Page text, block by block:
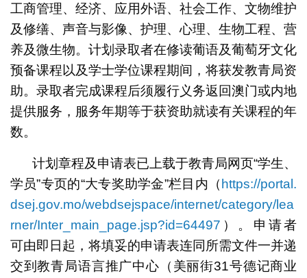
工商管理、经济、应用外语、社会工作、文物维护
及修缮、声音与影像、护理、心理、生物工程、营
养及微生物。计划录取者在修读葡语及葡萄牙文化
预备课程以及学士学位课程期间，将获发教青局资
助。录取者完成课程后须履行义务返回澳门或内地
提供服务，服务年期等于获资助就读有关课程的年
数。
计划章程及申请表已上载于教青局网页“学生、
学员”专页的“大专奖助学金”栏目内（https://portal.
dsej.gov.mo/webdsejspace/internet/category/lea
rner/Inter_main_page.jsp?id=64497 ）。申请者
可由即日起，将填妥的申请表连同所需文件一并递
交到教青局语言推广中心（美丽街31号德记商业